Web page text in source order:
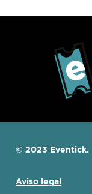
© 2023 Eventick.
Aviso legal